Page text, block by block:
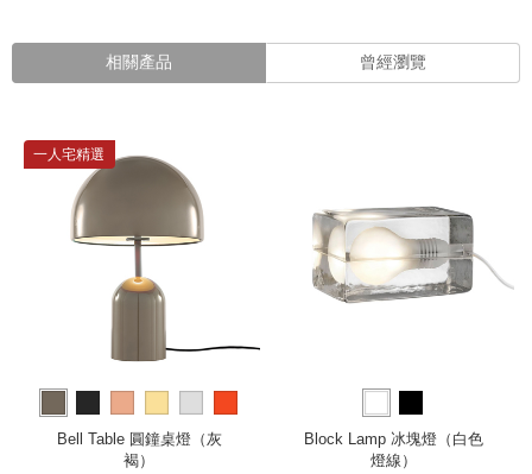
相關產品 曾經瀏覽
一人宅精選
more
Bell Table 圓鐘桌燈（灰
褐）
Block Lamp 冰塊燈（白色
燈線）